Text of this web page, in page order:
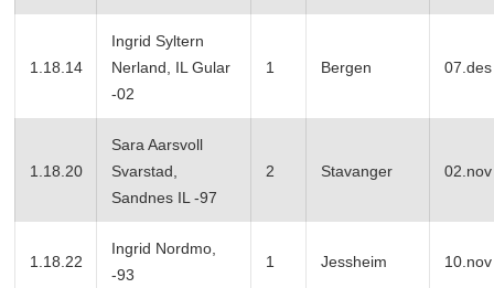
1.18.14
Ingrid Syltern
Nerland, IL Gular
-02
1 Bergen 07.des
1.18.20
Sara Aarsvoll
Svarstad,
Sandnes IL -97
2 Stavanger 02.nov
1.18.22
Ingrid Nordmo,
-93
1 Jessheim 10.nov